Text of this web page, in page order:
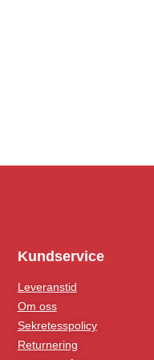
Kundservice
Leveranstid
Om oss
Sekretesspolicy
Returnering